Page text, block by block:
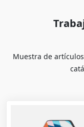
Muestra de